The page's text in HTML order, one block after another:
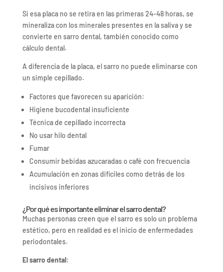
Si esa placa no se retira en las primeras 24-48 horas, se
mineraliza con los minerales presentes en la saliva y se
convierte en sarro dental, también conocido como
cálculo dental.
A diferencia de la placa, el sarro no puede eliminarse con
un simple cepillado.
Factores que favorecen su aparición:
Higiene bucodental insuficiente
Técnica de cepillado incorrecta
No usar hilo dental
Fumar
Consumir bebidas azucaradas o café con frecuencia
Acumulación en zonas difíciles como detrás de los
incisivos inferiores
¿Por qué es importante eliminar el sarro dental?
Muchas personas creen que el sarro es solo un problema
estético, pero en realidad es el inicio de enfermedades
periodontales.
El sarro dental: